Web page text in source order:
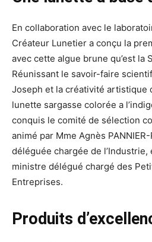
En collaboration avec le
Créateur Lunetier a conçu la
avec cette algue brune qu’est la
Réunissant le savoir-faire
Joseph et la créativité artistique
lunette sargasse colorée a
conquis le comité de sélection
animé par Mme Agnès
déléguée chargée de l’Industrie,
ministre délégué chargé des
Entreprises.
Produits